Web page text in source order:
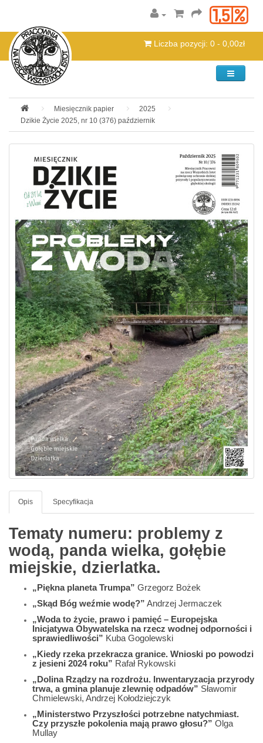
Liczba pozycji: 0 - 0,00zł
Kategorie
Miesięcznik papier
2025
Dzikie Życie 2025, nr 10 (376) październik
Opis Specyfikacja
Tematy numeru: problemy z
wodą, panda wielka, gołębie
miejskie, dzierlatka.
„Piękna planeta Trumpa” Grzegorz Bożek
„Skąd Bóg weźmie wodę?” Andrzej Jermaczek
„Woda to życie, prawo i pamięć – Europejska
Inicjatywa Obywatelska na rzecz wodnej odporności i
sprawiedliwości” Kuba Gogolewski
„Kiedy rzeka przekracza granice. Wnioski po powodzi
z jesieni 2024 roku” Rafał Rykowski
„Dolina Rządzy na rozdrożu. Inwentaryzacja przyrody
trwa, a gmina planuje zlewnię odpadów” Sławomir
Chmielewski, Andrzej Kołodziejczyk
„Ministerstwo Przyszłości potrzebne natychmiast.
Czy przyszłe pokolenia mają prawo głosu?” Olga
Mullay